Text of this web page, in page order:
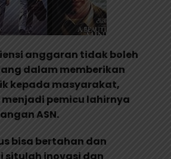
anggaran tidak boleh
dalam memberikan
kepada masyarakat,
pemicu lahirnya
ASN.
bisa bertahan dan